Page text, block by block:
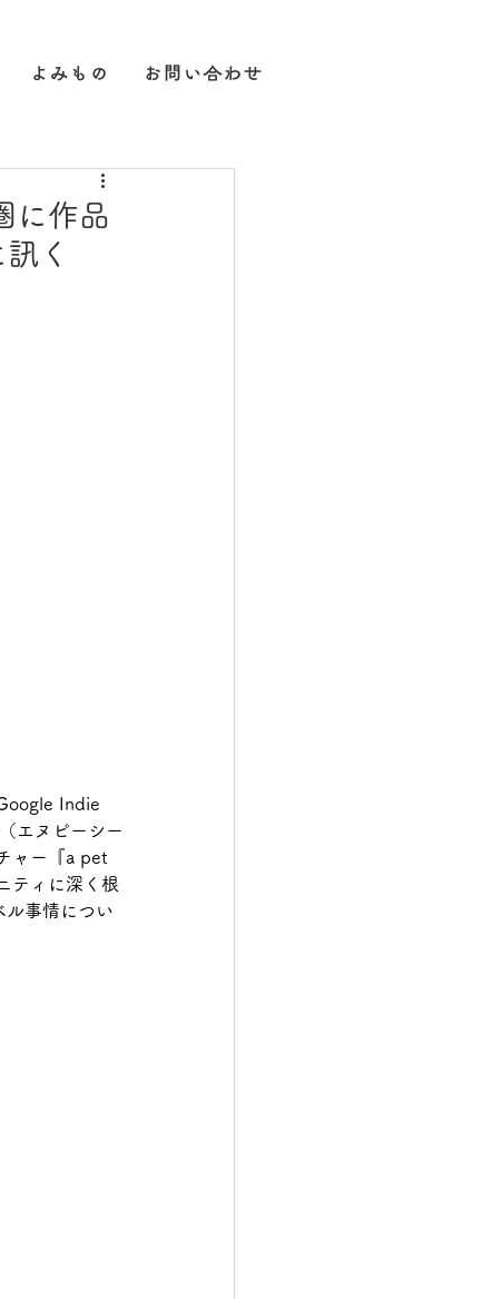
よみもの お問い合わせ
に作品
く
Indie
エヌピーシー
ャー『a pet
ティに深く根
ル事情につい